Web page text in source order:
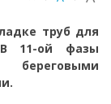
труб для
11-ой фазы